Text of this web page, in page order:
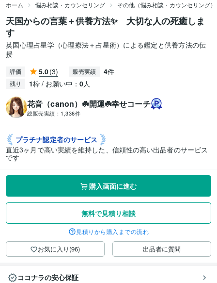
ホーム 悩み相談・カウンセリング その他（悩み相談・カウンセリング）
天国からの言葉＋供養方法✨ 大切な人の死癒しま
す
英国心理占星学（心理療法＋占星術）による鑑定と供養方法の伝
授
評価 5.0(3) 販売実績 4件
残り 1枠 / お願い中： 0人
花音（canon）☘️開運☘️幸せコーチ
総販売実績： 1,336件
プラチナ認定者のサービス
直近3ヶ月で高い実績を維持した、信頼性の高い出品者のサービス
です
購入画面に進む
無料で見積り相談
見積りから購入までの流れ
お気に入り(96) 出品者に質問
ココナラの安心保証